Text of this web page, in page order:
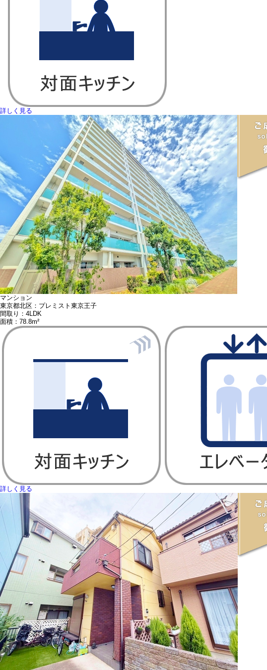
詳しく見る
マンション
東京都北区：プレミスト東京王子
間取り：4LDK
面積：78.8m²
詳しく見る